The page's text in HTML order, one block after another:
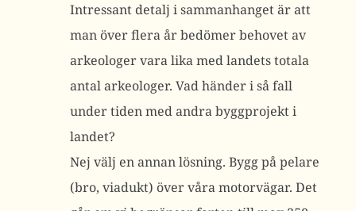
Intressant detalj i sammanhanget är att
man över flera år bedömer behovet av
arkeologer vara lika med landets totala
antal arkeologer. Vad händer i så fall
under tiden med andra byggprojekt i
landet?
Nej välj en annan lösning. Bygg på pelare
(bro, viadukt) över våra motorvägar. Det